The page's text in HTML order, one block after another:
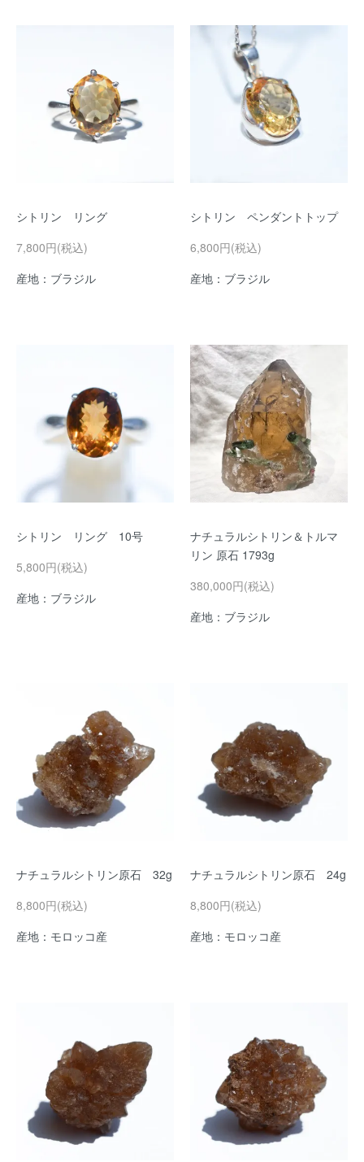
シトリン リング
7,800円(税込)
産地：ブラジル
シトリン ペンダントトップ
6,800円(税込)
産地：ブラジル
シトリン リング 10号
5,800円(税込)
産地：ブラジル
ナチュラルシトリン＆トルマ
リン 原石 1793g
380,000円(税込)
産地：ブラジル
ナチュラルシトリン原石 32g
8,800円(税込)
産地：モロッコ産
ナチュラルシトリン原石 24g
8,800円(税込)
産地：モロッコ産